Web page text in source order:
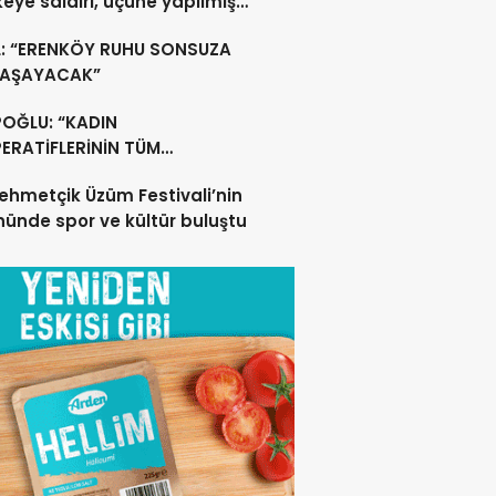
“ERENKÖY RUHU SONSUZA
“KADIN
TÜM
YÜZDE 100
Üzüm Festivali’nin
spor ve kültür buluştu